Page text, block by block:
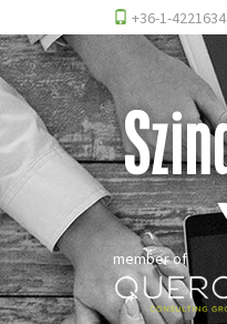
+36-1-4221634
member of